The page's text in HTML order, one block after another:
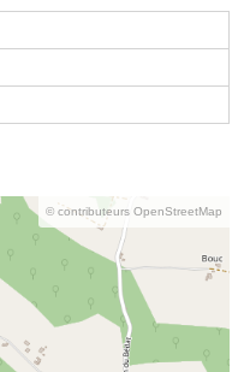
© contributeurs OpenStreetMap